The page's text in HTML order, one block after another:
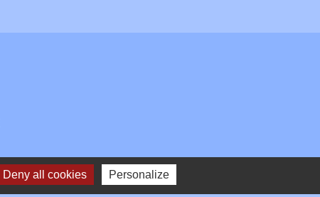
Deny all cookies Personalize